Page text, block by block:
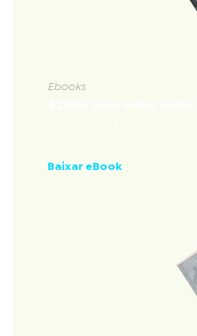
Ebooks
Baixar eBook